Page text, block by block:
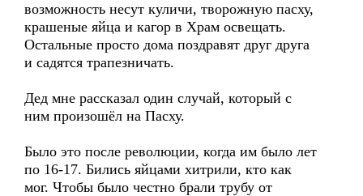
возможность несут куличи, творожную пасху,
крашеные яйца и кагор в Храм освещать.
Остальные просто дома поздравят друг друга
и садятся трапезничать.
Дед мне рассказал один случай, который с
ним произошёл на Пасху.
Было это после революции, когда им было лет
по 16-17. Бились яйцами хитрили, кто как
мог. Чтобы было честно брали трубу от